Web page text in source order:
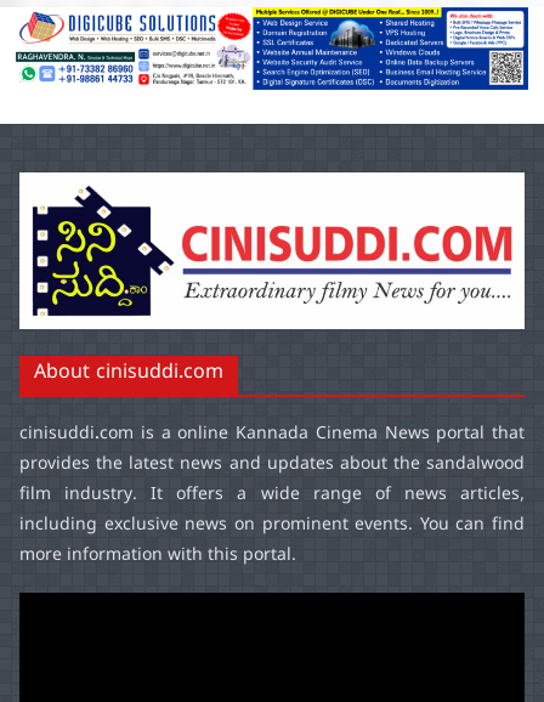
About cinisuddi.com
cinisuddi.com is a online Kannada Cinema News portal that
provides the latest news and updates about the sandalwood
film industry. It offers a wide range of news articles,
including exclusive news on prominent events. You can find
more information with this portal.